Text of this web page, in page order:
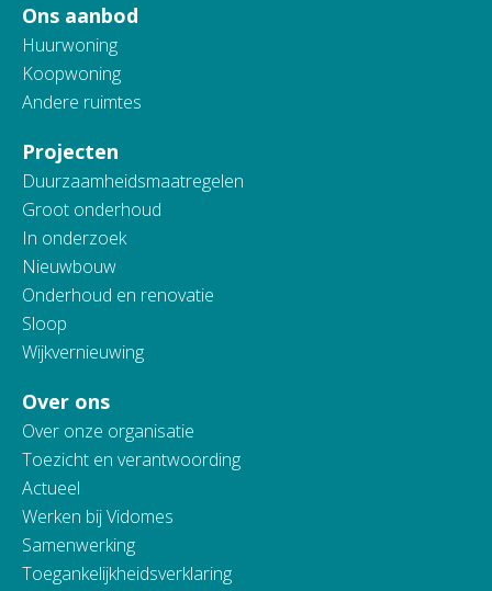
Ons aanbod
Huurwoning
Koopwoning
Andere ruimtes
Projecten
Duurzaamheidsmaatregelen
Groot onderhoud
In onderzoek
Nieuwbouw
Onderhoud en renovatie
Sloop
Wijkvernieuwing
Over ons
Over onze organisatie
Toezicht en verantwoording
Actueel
Werken bij Vidomes
Samenwerking
Toegankelijkheidsverklaring